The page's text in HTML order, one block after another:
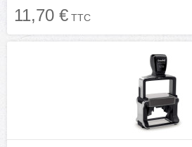
11,70 € TTC